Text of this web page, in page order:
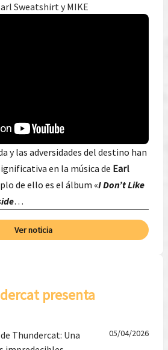
Sweatshirt y MIKE
y las adversidades del destino han
en la música de Earl
de ello es el álbum «I Don’t Like
…
Ver noticia
presenta
Thundercat: Una
05/04/2026